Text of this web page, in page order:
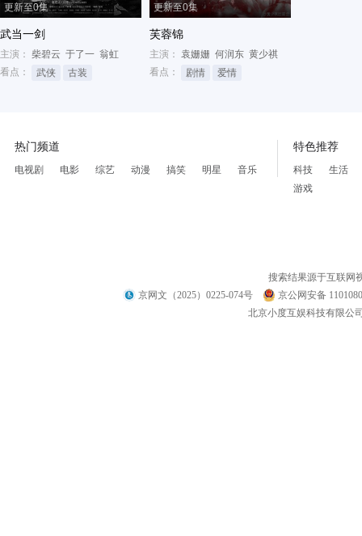
更新至0集
武当一剑
主演： 柴碧云 于了一 翁虹
看点：
武侠 古装
更新至0集
芙蓉锦
主演： 袁姗姗 何润东 黄少祺
看点：
剧情 爱情
热门频道
电视剧 电影 综艺 动漫 搞笑 明星 音乐
特色推荐
科技
生活
游戏
搜索结果源于互联网
京网文（2025）0225-074号
京公网安备
北京小度互娱科技有限公